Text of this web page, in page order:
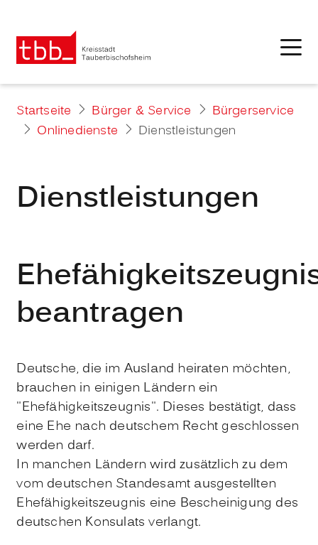
Startseite Bürger & Service
Bürgerservice
Onlinedienste
Dienstleistungen
Dienstleistungen
beantragen
Deutsche, die im Ausland heiraten möchten,
brauchen in einigen Ländern ein
"Ehefähigkeitszeugnis". Dieses bestätigt, dass
eine Ehe nach deutschem Recht geschlossen
werden darf.
In manchen Ländern wird zusätzlich zu dem
vom deutschen Standesamt ausgestellten
Ehefähigkeitszeugnis eine Bescheinigung des
deutschen Konsulats verlangt.